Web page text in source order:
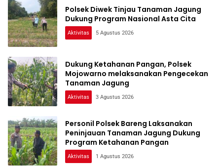
Polsek Diwek Tinjau Tanaman Jagung
Dukung Program Nasional Asta Cita
Aktivitas 5 Agustus 2026
Dukung Ketahanan Pangan, Polsek
Mojowarno melaksanakan Pengecekan
Tanaman Jagung
Aktivitas 3 Agustus 2026
Personil Polsek Bareng Laksanakan
Peninjauan Tanaman Jagung Dukung
Program Ketahanan Pangan
Aktivitas 1 Agustus 2026